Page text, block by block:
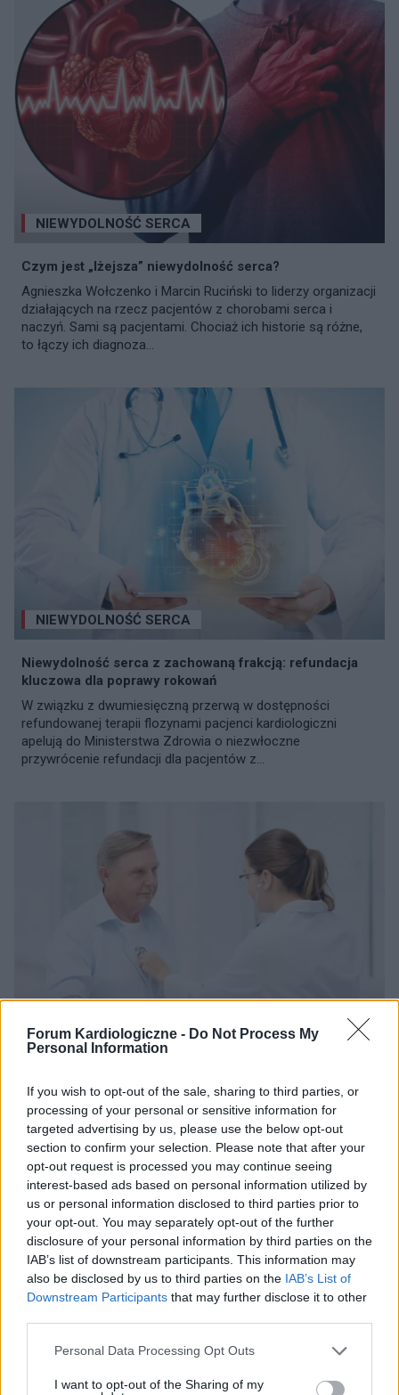
Forum Kardiologiczne - Do Not Process My
Personal Information
If you wish to opt-out of the sale, sharing to third parties, or
processing of your personal or sensitive information for
targeted advertising by us, please use the below opt-out
section to confirm your selection. Please note that after your
opt-out request is processed you may continue seeing
interest-based ads based on personal information utilized by
us or personal information disclosed to third parties prior to
your opt-out. You may separately opt-out of the further
disclosure of your personal information by third parties on the
IAB’s list of downstream participants. This information may
also be disclosed by us to third parties on the IAB’s List of
Downstream Participants that may further disclose it to other
Personal Data Processing Opt Outs
I want to opt-out of the Sharing of my
NIEWYDOLNOŚĆ SERCA
Czym jest „lżejsza” niewydolność serca?
Agnieszka Wołczenko i Marcin Ruciński to liderzy organizacji
działających na rzecz pacjentów z chorobami serca i
naczyń. Sami są pacjentami. Chociaż ich historie są różne,
to łączy ich diagnoza...
NIEWYDOLNOŚĆ SERCA
Niewydolność serca z zachowaną frakcją: refundacja
kluczowa dla poprawy rokowań
W związku z dwumiesięczną przerwą w dostępności
refundowanej terapii flozynami pacjenci kardiologiczni
apelują do Ministerstwa Zdrowia o niezwłoczne
przywrócenie refundacji dla pacjentów z...
NIEWYDOLNOŚĆ SERCA
niewydolnością serca z zachowaną frakcją wyrzutową
Według danych z nowego raportu Porozumienia Organizacji
Kardiologicznych – Razem dla Serca (POK) blisko połowa z
1,24 mln pacjentów z niewydolnością serca w Polsce to
osoby z zachowaną frakcją...